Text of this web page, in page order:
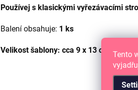
Tento
Používej s klasickými vyřezávacími
Balení obsahuje: 1 ks
Velikost šablony: cca 9 x 13 cm